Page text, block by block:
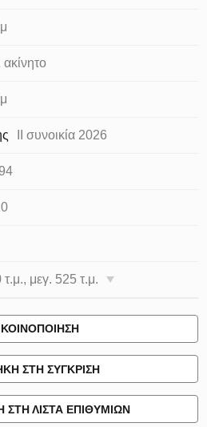
ακίνητο
II συνοικία 2026
τ.μ., μεγ. 525 τ.μ.
ΚΟΙΝΟΠΟΊΗΣΗ
ΣΤΗ ΣΎΓΚΡΙΣΗ
ΛΊΣΤΑ ΕΠΙΘΥΜΙΏΝ